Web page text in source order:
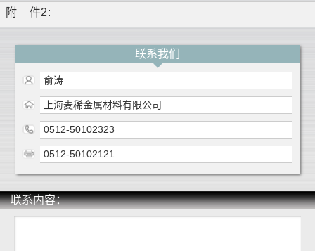
附 件2:
联系我们
俞涛
上海麦稀金属材料有限公司
0512-50102323
0512-50102121
联系内容：